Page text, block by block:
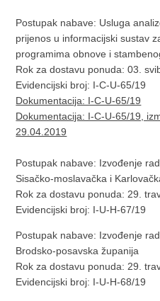
Postupak nabave: Usluga
prijenos u informacijski sustav
programima obnove i
Rok za dostavu ponuda: 03.
Evidencijski broj: I-C-U-65/19
Dokumentacija: I-C-U-65/19
Dokumentacija: I-C-U-65/19,
29.04.2019
Postupak nabave: Izvođenje
Sisačko-moslavačka i
Rok za dostavu ponuda: 29.
Evidencijski broj: I-U-H-67/19
Postupak nabave: Izvođenje
Brodsko-posavska županija
Rok za dostavu ponuda: 29.
Evidencijski broj: I-U-H-68/19